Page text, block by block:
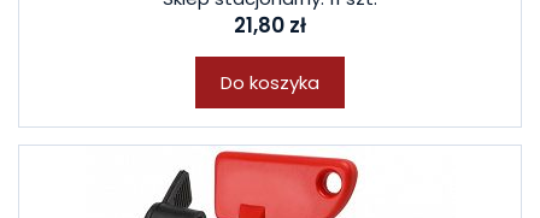
21,80 zł
Do koszyka